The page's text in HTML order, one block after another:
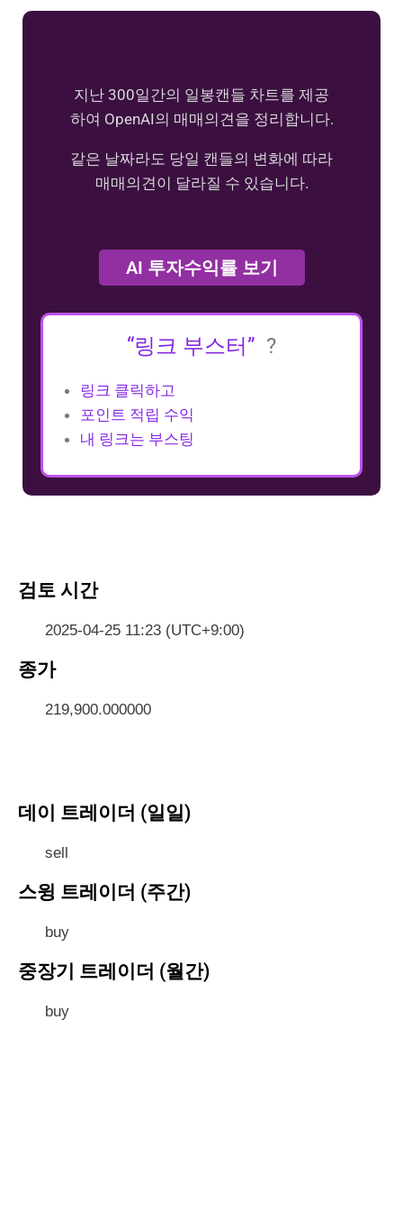
지난 300일간의 일봉캔들 차트를 제공
하여 OpenAI의 매매의견을 정리합니다.
같은 날짜라도 당일 캔들의 변화에 따라
매매의견이 달라질 수 있습니다.
AI 투자수익률 보기
“링크 부스터” ?
링크 클릭하고
포인트 적립 수익
내 링크는 부스팅
검토 시간
2025-04-25 11:23 (UTC+9:00)
종가
219,900.000000
데이 트레이더 (일일)
sell
스윙 트레이더 (주간)
buy
중장기 트레이더 (월간)
buy